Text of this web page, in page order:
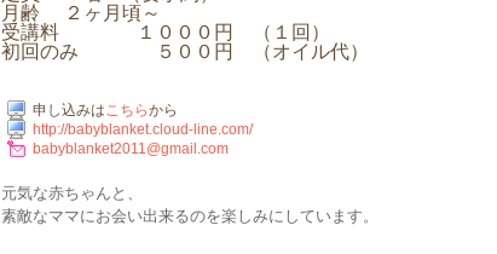
月齢 ２ヶ月頃～
受講料 １０００円 （１回）
初回のみ ５００円 （オイル代）
申し込みはこちらから
http://babyblanket.cloud-line.com/
babyblanket2011@gmail.com
元気な赤ちゃんと、
素敵なママにお会い出来るのを楽しみにしています。